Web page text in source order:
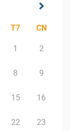
T7 CN
1 2
8 9
15 16
22 23